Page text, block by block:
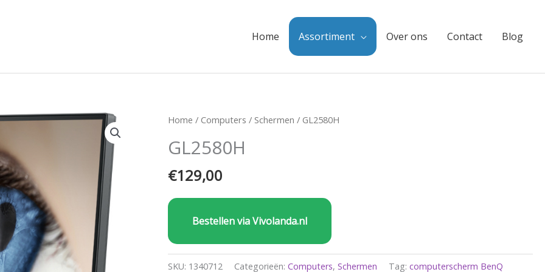
Home Assortiment Over ons Contact Blog
Home / Computers / Schermen / GL2580H
GL2580H
€129,00
Bestellen via Vivolanda.nl
SKU: 1340712 Categorieën:Computers,Schermen Tag:computerscherm BenQ